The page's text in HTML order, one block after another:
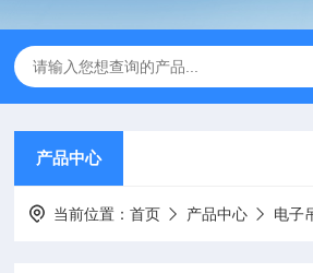
产品中心
当前位置：首页 产品中心 电子